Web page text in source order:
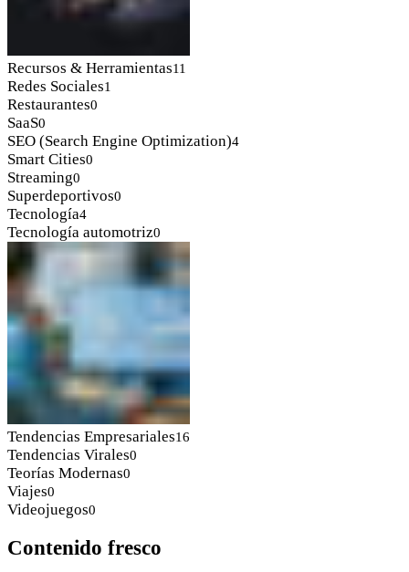
Recursos & Herramientas11
Redes Sociales1
Restaurantes0
SaaS0
SEO (Search Engine Optimization)4
Smart Cities0
Streaming0
Superdeportivos0
Tecnología4
Tecnología automotriz0
Tendencias Empresariales16
Tendencias Virales0
Teorías Modernas0
Viajes0
Videojuegos0
Contenido fresco